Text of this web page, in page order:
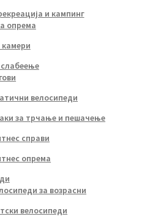
и кампинг
опрема
велосипеди
за трчање и пешачење
справи
опрема
за возрасни
велосипеди